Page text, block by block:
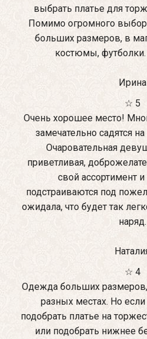
выбрать платье для
Помимо огромного
больших размеров, в
костюмы,
Ирина
☆ 5
Очень хорошее место!
замечательно садятся
Очаровательная
приветливая,
свой ассортимент
подстраиваются под
ожидала, что будет так
наряд.
☆ 4
Одежда больших размеров,
разных местах. Но
подобрать платье на
или подобрать нижнее